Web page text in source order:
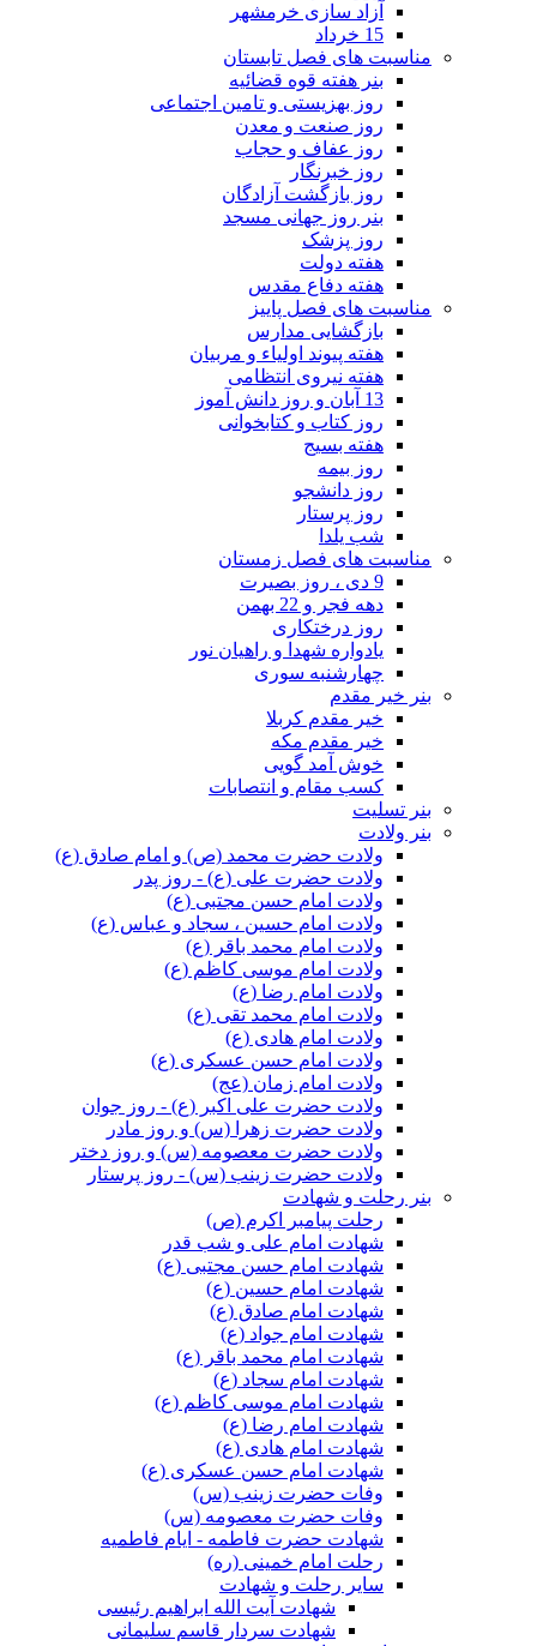
آزاد سازی خرمشهر
15 خرداد
مناسبت های فصل تابستان
بنر هفته قوه قضائیه
روز بهزیستی و تامین اجتماعی
روز صنعت و معدن
روز عفاف و حجاب
روز خبرنگار
روز بازگشت آزادگان
بنر روز جهانی مسجد
روز پزشک
هفته دولت
هفته دفاع مقدس
مناسبت های فصل پاییز
بازگشایی مدارس
هفته پیوند اولیاء و مربیان
هفته نیروی انتظامی
13 آبان و روز دانش آموز
روز کتاب و کتابخوانی
هفته بسیج
روز بیمه
روز دانشجو
روز پرستار
شب یلدا
مناسبت های فصل زمستان
9 دی ، روز بصیرت
دهه فجر و 22 بهمن
روز درختکاری
یادواره شهدا و راهیان نور
چهارشنبه سوری
بنر خیر مقدم
خیر مقدم کربلا
خیر مقدم مکه
خوش آمد گویی
کسب مقام و انتصابات
بنر تسلیت
بنر ولادت
ولادت حضرت محمد (ص) و امام صادق (ع)
ولادت حضرت علی (ع) - روز پدر
ولادت امام حسن مجتبی (ع)
ولادت امام حسین ، سجاد و عباس (ع)
ولادت امام محمد باقر (ع)
ولادت امام موسی کاظم (ع)
ولادت امام رضا (ع)
ولادت امام محمد تقی (ع)
ولادت امام هادی (ع)
ولادت امام حسن عسکری (ع)
ولادت امام زمان (عج)
ولادت حضرت علی اکبر (ع) - روز جوان
ولادت حضرت زهرا (س) و روز مادر
ولادت حضرت معصومه (س) و روز دختر
ولادت حضرت زینب (س) - روز پرستار
بنر رحلت و شهادت
رحلت پیامبر اکرم (ص)
شهادت امام علی و شب قدر
شهادت امام حسن مجتبی (ع)
شهادت امام حسین (ع)
شهادت امام صادق (ع)
شهادت امام جواد (ع)
شهادت امام محمد باقر (ع)
شهادت امام سجاد (ع)
شهادت امام موسی کاظم (ع)
شهادت امام رضا (ع)
شهادت امام هادی (ع)
شهادت امام حسن عسکری (ع)
وفات حضرت زینب (س)
وفات حضرت معصومه (س)
شهادت حضرت فاطمه - ایام فاطمیه
رحلت امام خمینی (ره)
سایر رحلت و شهادت
شهادت آیت الله ابراهیم رئیسی
شهادت سردار قاسم سلیمانی